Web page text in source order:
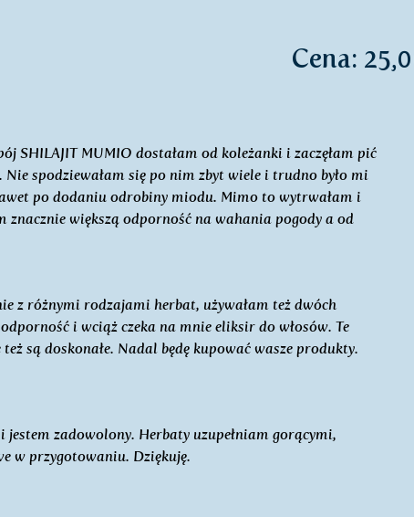
Cena:
SHILAJIT MUMIO dostałam od koleżanki i zaczęłam pić
spodziewałam się po nim zbyt wiele i trudno było mi
po dodaniu odrobiny miodu. Mimo to wytrwałam i
znacznie większą odporność na wahania pogody a od
z różnymi rodzajami herbat, używałam też dwóch
i wciąż czeka na mnie eliksir do włosów. Te
są doskonałe. Nadal będę kupować wasze produkty.
zadowolony. Herbaty uzupełniam gorącymi,
w przygotowaniu. Dziękuję.